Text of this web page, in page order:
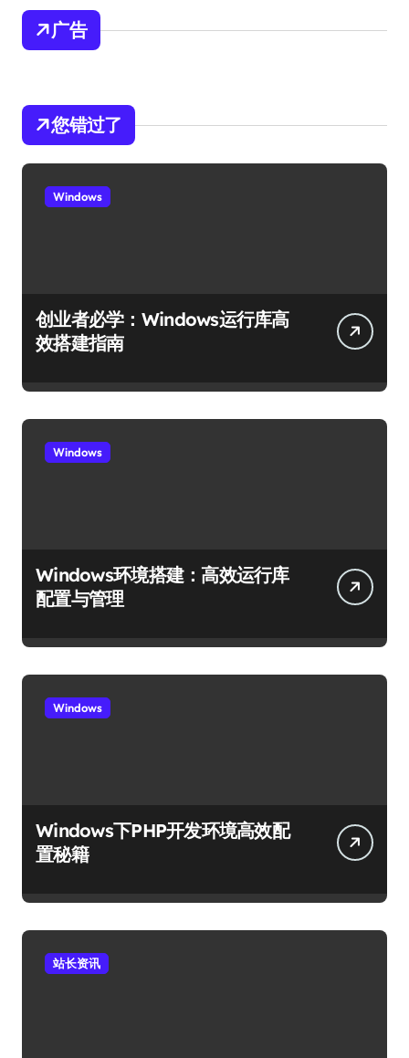
广告
您错过了
Windows
创业者必学：Windows运行库高
效搭建指南
Windows
Windows环境搭建：高效运行库
配置与管理
Windows
Windows下PHP开发环境高效配
置秘籍
站长资讯